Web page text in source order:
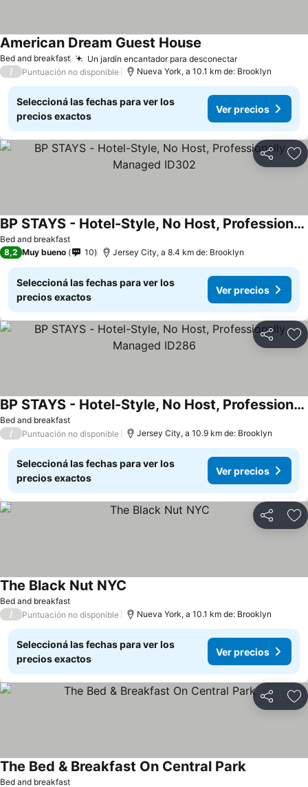
Bed and breakfast Un jardín encantador para desconectar
American Dream Guest House
/ Puntuación no disponible Nueva York, a 10.1 km de: Brooklyn
Seleccioná las fechas para ver los
precios exactos
Ver precios
Compartir
Bed and breakfast
BP STAYS - Hotel-Style, No Host, Professionally Managed ID302
8,2 Muy bueno 10 Jersey City, a 8.4 km de: Brooklyn
Seleccioná las fechas para ver los
precios exactos
Ver precios
Compartir
Bed and breakfast
BP STAYS - Hotel-Style, No Host, Professionally Managed ID286
/ Puntuación no disponible Jersey City, a 10.9 km de: Brooklyn
Seleccioná las fechas para ver los
precios exactos
Ver precios
Compartir
Bed and breakfast
The Black Nut NYC
/ Puntuación no disponible Nueva York, a 10.1 km de: Brooklyn
Seleccioná las fechas para ver los
precios exactos
Ver precios
Compartir
Bed and breakfast
The Bed & Breakfast On Central Park